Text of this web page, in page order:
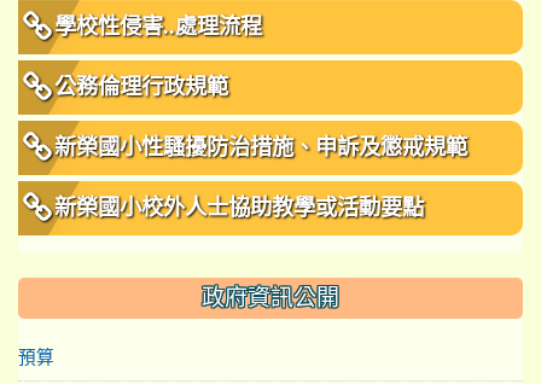
學校性侵害..處理流程
公務倫理行政規範
新榮國小性騷擾防治措施、申訴及懲戒規範
新榮國小校外人士協助教學或活動要點
政府資訊公開
預算